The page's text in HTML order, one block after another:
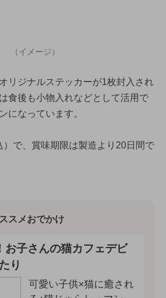
（イメージ）
リジナルステッカーが1枚封入され
食後も小物入れなどとして活用で
になっています。
で、賞味期限は製造より20日間で
スメおでかけ
お子さんの猫カフェデビ
り
可愛い子供×猫に癒され